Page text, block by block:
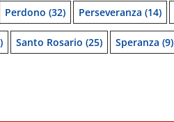
Perdono (32) Perseveranza (14)
Santo Rosario (25) Speranza (9)